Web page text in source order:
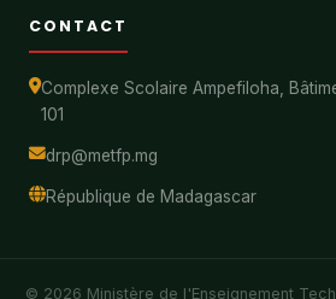
CONTACT
Complexe Scolaire Ampefiloha,
101
drp@metfp.mg
République de Madagascar
© 2026 Ministère de l'Enseignement